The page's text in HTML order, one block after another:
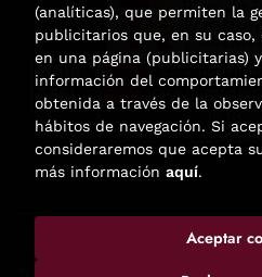
Esta
para la
la
.
(analíticas), que permiten la
publicitarios que, en su
en una página (publicitarias)
información del
obtenida a través de la
hábitos de navegación. Si
consideraremos que acepta
más información aquí.
Aceptar